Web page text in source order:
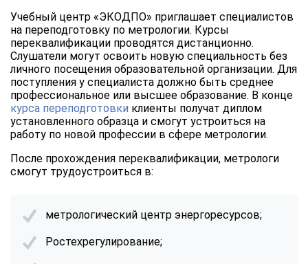
Учебный центр «ЭКОДПО» приглашает специалистов
на переподготовку по метрологии. Курсы
переквалификации проводятся дистанционно.
Слушатели могут освоить новую специальность без
личного посещения образовательной организации. Для
поступления у специалиста должно быть среднее
профессиональное или высшее образование. В конце
курса переподготовки клиенты получат диплом
установленного образца и смогут устроиться на
работу по новой профессии в сфере метрологии.
После прохождения переквалификации, метрологи
смогут трудоустроиться в:
метрологический центр энергоресурсов;
Ростехрегулирование;